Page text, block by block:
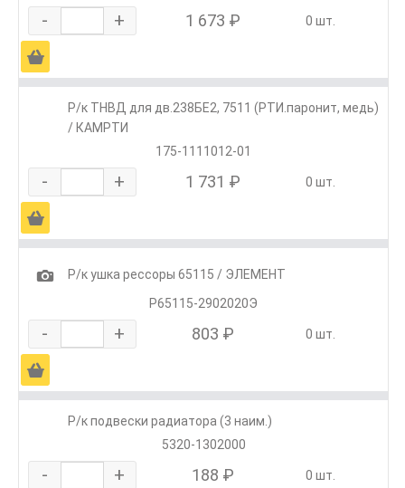
- + 1 673 ₽ 0 шт.
Ä
Р/к ТНВД для дв.238БЕ2, 7511 (РТИ.паронит, медь)
/ КАМРТИ
175-1111012-01
- + 1 731 ₽ 0 шт.
Ä
1
Р/к ушка рессоры 65115 / ЭЛЕМЕНТ
Р65115-2902020Э
- + 803 ₽ 0 шт.
Ä
Р/к подвески радиатора (3 наим.)
5320-1302000
- + 188 ₽ 0 шт.